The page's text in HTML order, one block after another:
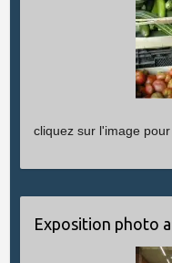
cliquez sur l'image
Exposition photo